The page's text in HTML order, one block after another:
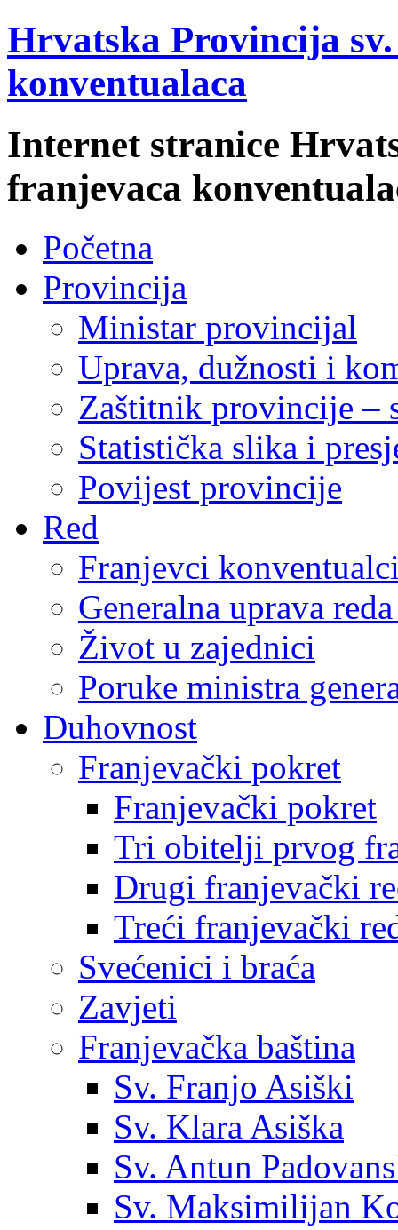
Hrvatska Provincija
konventualaca
Internet stranice
franjevaca
Početna
Provincija
Ministar provincijal
Uprava, dužnosti i
Zaštitnik provincije –
Statistička slika i
Povijest provincije
Red
Franjevci
Generalna uprava
Život u zajednici
Poruke ministra
Duhovnost
Franjevački pokret
Franjevački pokret
Tri obitelji prvog
Drugi franjevački
Treći franjevački
Svećenici i braća
Zavjeti
Franjevačka baština
Sv. Franjo Asiški
Sv. Klara Asiška
Sv. Antun
Sv. Maksimilijan